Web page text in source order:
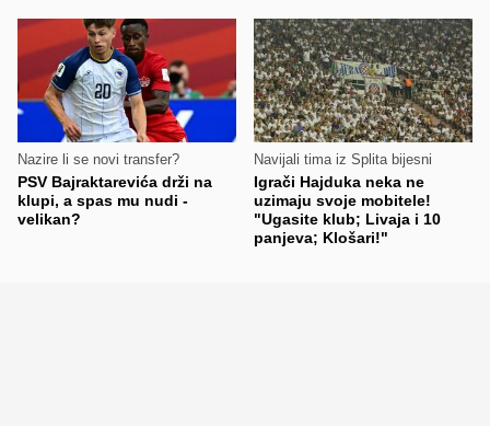
Nazire li se novi transfer?
PSV Bajraktarevića drži na
klupi, a spas mu nudi -
velikan?
Navijali tima iz Splita bijesni
Igrači Hajduka neka ne
uzimaju svoje mobitele!
"Ugasite klub; Livaja i 10
panjeva; Klošari!"